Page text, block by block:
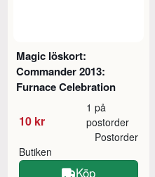
Magic löskort:
Commander 2013:
Furnace Celebration
10 kr
1 på
postorder
Butiken
Postorder
Köp